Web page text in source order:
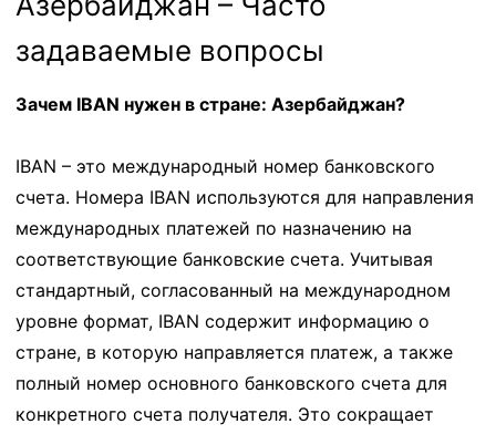
задаваемые вопросы
Зачем IBAN нужен в стране: Азербайджан?
IBAN – это международный номер банковского
счета. Номера IBAN используются для направления
международных платежей по назначению на
соответствующие банковские счета. Учитывая
стандартный, согласованный на международном
уровне формат, IBAN содержит информацию о
стране, в которую направляется платеж, а также
полный номер основного банковского счета для
конкретного счета получателя. Это сокращает